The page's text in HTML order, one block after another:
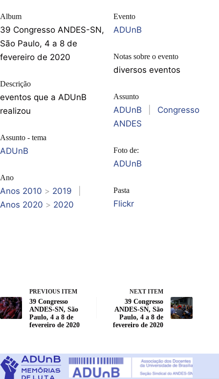
Album
39 Congresso ANDES-SN,
São Paulo, 4 a 8 de
fevereiro de 2020
Descrição
eventos que a ADUnB
realizou
Assunto - tema
ADUnB
Ano
Anos 2010 > 2019
Anos 2020 > 2020
Evento
ADUnB
Notas sobre o evento
diversos eventos
Assunto
ADUnB
Congresso
ANDES
Foto de:
ADUnB
Pasta
Flickr
PREVIOUS ITEM
39 Congresso
ANDES-SN, São
Paulo, 4 a 8 de
fevereiro de 2020
NEXT ITEM
39 Congresso
ANDES-SN, São
Paulo, 4 a 8 de
fevereiro de 2020